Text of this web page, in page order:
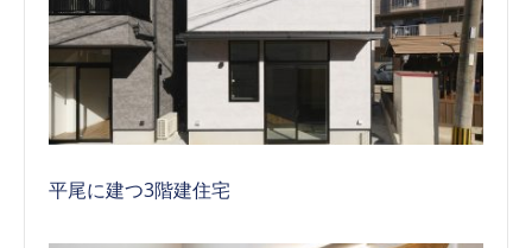
平尾に建つ3階建住宅